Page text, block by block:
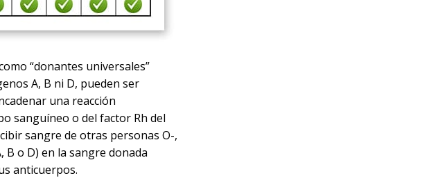
“donantes universales”
A, B ni D, pueden ser
una reacción
sanguíneo o del factor Rh del
sangre de otras personas O-,
B o D) en la sangre donada
anticuerpos.